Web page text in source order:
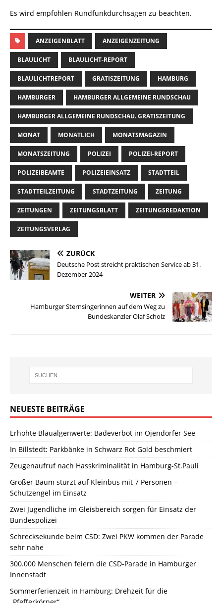
Es wird empfohlen Rundfunkdurchsagen zu beachten.
ANZEIGENBLATT ANZEIGENZEITUNG
BLAULICHT BLAULICHT-REPORT
BLAULICHTREPORT GRATISZEITUNG HAMBURG
HAMBURGER HAMBURGER ALLGEMEINE RUNDSCHAU
HAMBURGER ALLGEMEINE RUNDSCHAU. GRATISZEITUNG
MONAT MONATLICH MONATSMAGAZIN
MONATSZEITUNG POLIZEI POLIZEI-REPORT
POLIZEIBEAMTE POLIZEIEINSATZ STADTTEIL
STADTTEILZEITUNG STADTZEITUNG ZEITUNG
ZEITUNGEN ZEITUNGSBLATT ZEITUNGSREDAKTION
ZEITUNGSVERLAG
ZURÜCK
Deutsche Post streicht praktischen Service ab 31.
Dezember 2024
WEITER
Hamburger Sternsingerinnen auf dem Weg zu
Bundeskanzler Olaf Scholz
NEUESTE BEITRÄGE
Erhöhte Blaualgenwerte: Badeverbot im Öjendorfer See
In Billstedt: Parkbänke in Schwarz Rot Gold beschmiert
Zeugenaufruf nach Hasskriminalität in Hamburg-St.Pauli
Großer Baum stürzt auf Kleinbus mit 7 Personen –
Schutzengel im Einsatz
Zwei Jugendliche im Gleisbereich sorgen für Einsatz der
Bundespolizei
Schrecksekunde beim CSD: Zwei PKW kommen der Parade
sehr nahe
300.000 Menschen feiern die CSD-Parade in Hamburger
Innenstadt
Sommerferienzeit in Hamburg: Drehzeit für die